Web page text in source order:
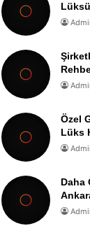
Özel
Lüks
Daha